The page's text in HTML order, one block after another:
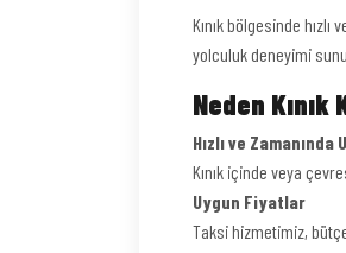
Kınık bölgesinde
yolculuk deneyimi
Neden
Hızlı ve Zamanında
Kınık içinde veya
Uygun Fiyatlar
Taksi hizmetimiz,